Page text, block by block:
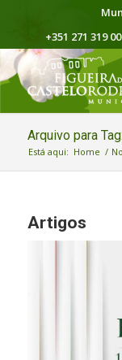
+351 271 319
Arquivo para
Está aqui: Home /
Artigos